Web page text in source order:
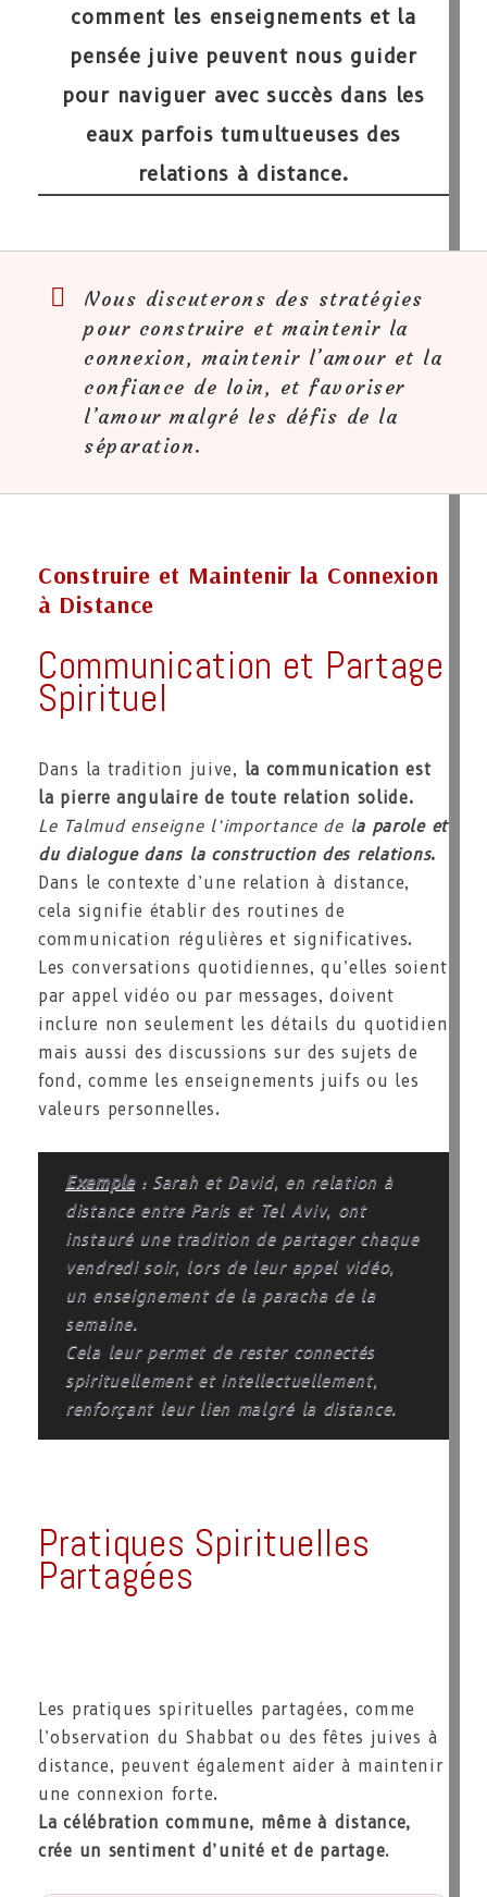
comment les enseignements et la
pensée juive peuvent nous guider
pour naviguer avec succès dans les
eaux parfois tumultueuses des
relations à distance.
Nous discuterons des stratégies
pour construire et maintenir la
connexion, maintenir l’amour et la
confiance de loin, et favoriser
l’amour malgré les défis de la
séparation.
Construire et Maintenir la Connexion
à Distance
Communication et Partage
Spirituel
Dans la tradition juive, la communication est
la pierre angulaire de toute relation solide.
Le Talmud enseigne l’importance de la parole et
du dialogue dans la construction des relations.
Dans le contexte d’une relation à distance,
cela signifie établir des routines de
communication régulières et significatives.
Les conversations quotidiennes, qu’elles soient
par appel vidéo ou par messages, doivent
inclure non seulement les détails du quotidien
mais aussi des discussions sur des sujets de
fond, comme les enseignements juifs ou les
valeurs personnelles.
Exemple: Sarah et David, en relation à
distance entre Paris et Tel Aviv, ont
instauré une tradition de partager chaque
vendredi soir, lors de leur appel vidéo,
un enseignement de la paracha de la
semaine.
Cela leur permet de rester connectés
spirituellement et intellectuellement,
renforçant leur lien malgré la distance.
Pratiques Spirituelles
Partagées
Les pratiques spirituelles partagées, comme
l’observation du Shabbat ou des fêtes juives à
distance, peuvent également aider à maintenir
une connexion forte.
La célébration commune, même à distance,
crée un sentiment d’unité et de partage.